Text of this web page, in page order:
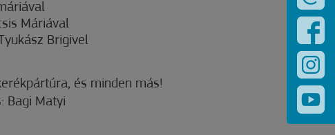
Máriával
Brigivel
és minden más!
Bagi Matyi